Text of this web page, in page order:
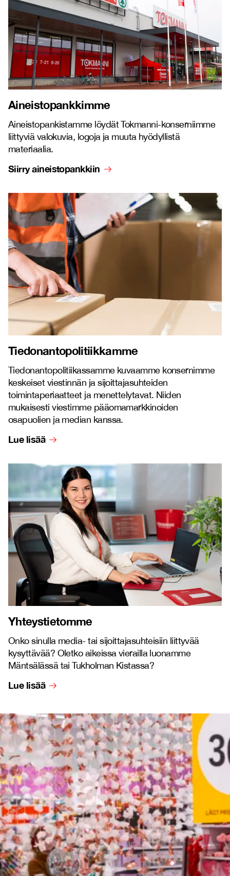
Aineistopankkimme
Aineistopankistamme löydät Tokmanni-konserniimme
liittyviä valokuvia, logoja ja muuta hyödyllistä
materiaalia.
Siirry aineistopankkiin
Tiedonantopolitiikkamme
Tiedonantopolitiikassamme kuvaamme konsernimme
keskeiset viestinnän ja sijoittajasuhteiden
toimintaperiaatteet ja menettelytavat. Niiden
mukaisesti viestimme pääomamarkkinoiden
osapuolien ja median kanssa.
Lue lisää
Yhteystietomme
Onko sinulla media- tai sijoittajasuhteisiin liittyvää
kysyttävää? Oletko aikeissa vierailla luonamme
Mäntsälässä tai Tukholman Kistassa?
Lue lisää